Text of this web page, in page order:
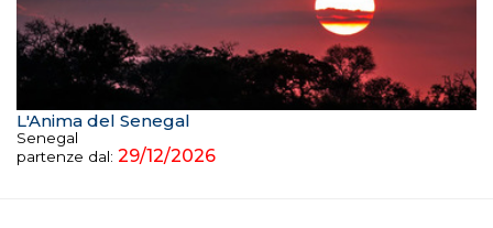
L'Anima del Senegal
Senegal
partenze dal: 29/12/2026